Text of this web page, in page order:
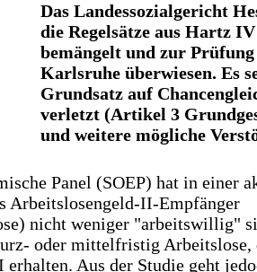
Das Landessozialgericht
die Regelsätze aus Hartz IV
bemängelt und zur Prüfung
Karlsruhe überwiesen. Es
Grundsatz auf
verletzt (Artikel 3
und weitere mögliche
Panel (SOEP) hat in einer
Arbeitslosengeld-II-Empfänger
nicht weniger "arbeitswillig"
oder mittelfristig Arbeitslose,
erhalten. Aus der Studie geht